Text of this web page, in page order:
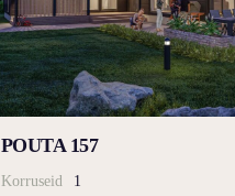
POUTA 157
Korruseid
1